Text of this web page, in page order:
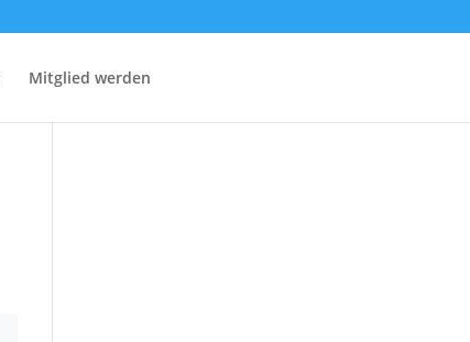
Mitglied werden